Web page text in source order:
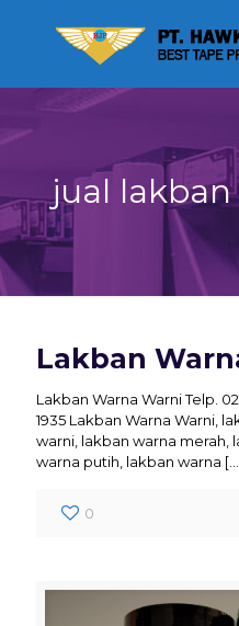
jual
Lakban
Lakban Warna Warni Telp.
1935 Lakban Warna Warni,
warni, lakban warna merah,
warna putih, lakban warna
0